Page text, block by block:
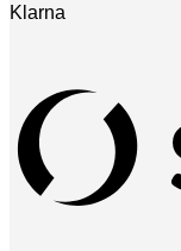
Klarna